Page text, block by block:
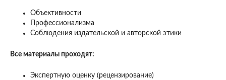
Объективности
Профессионализма
Соблюдения издательской и авторской этики
Все материалы проходят:
Экспертную оценку (рецензирование)